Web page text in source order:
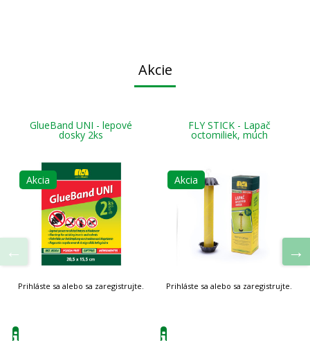
Akcie
GlueBand UNI - lepové
dosky 2ks
Akcia
FLY STICK - Lapač
octomiliek, múch
Akcia